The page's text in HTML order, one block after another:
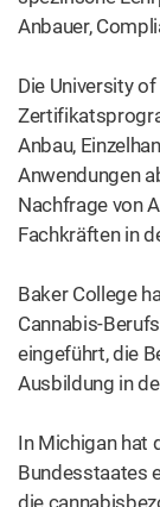
Anbauer,
Die University
Anbau,
Anwendungen
Nachfrage von
Fachkräften in
Baker College
Cannabis-
eingeführt, die
Ausbildung in
In Michigan hat
Bundesstaates
die